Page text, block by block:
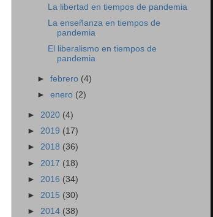
La libertad en tiempos de pandemia
La enseñanza en tiempos de
pandemia
El liberalismo en tiempos de
pandemia
►febrero (4)
►enero (2)
► 2020 (4)
► 2019 (17)
► 2018 (36)
► 2017 (18)
► 2016 (34)
► 2015 (30)
► 2014 (38)